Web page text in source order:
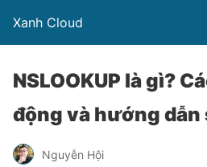
Xanh Cloud
NSLOOKUP là gì?
động và hướng dẫn
Nguyễn Hội